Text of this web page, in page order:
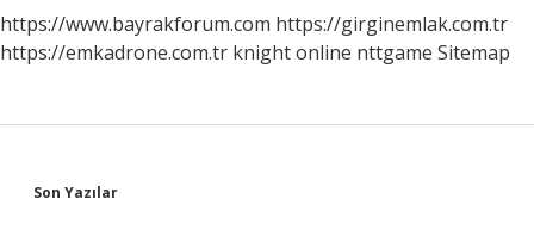
https://www.bayrakforum.com https://girginemlak.com.tr
https://emkadrone.com.tr knight online nttgame Sitemap
Sidebar
Son Yazılar